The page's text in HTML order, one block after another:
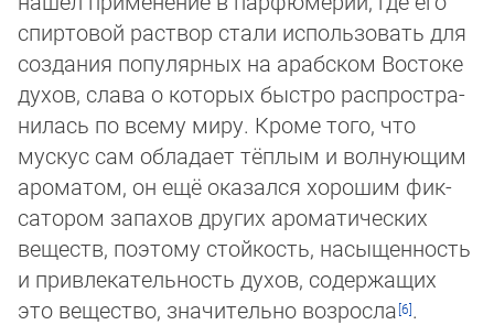
спир­то­вой раствор стали использовать для
создания популярных на арабском Востоке
духов, слава о которых быстро рас­прос­тра­
ни­лась по всему миру. Кроме того, что
мускус сам обладает тёплым и волнующим
ароматом, он ещё оказался хо­ро­шим фик­
сатором запахов других ароматических
веществ, поэтому стойкость, насыщенность
и привлекательность духов, со­дер­жа­щих
это вещество, значительно возросла
.